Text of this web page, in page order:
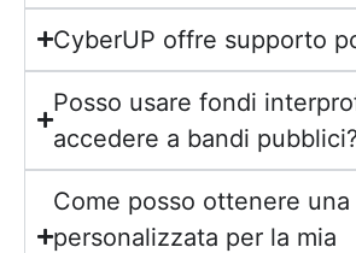
CyberUP offre supporto
Posso usare fondi
accedere a bandi pubblici?
Come posso ottenere
personalizzata per la mia